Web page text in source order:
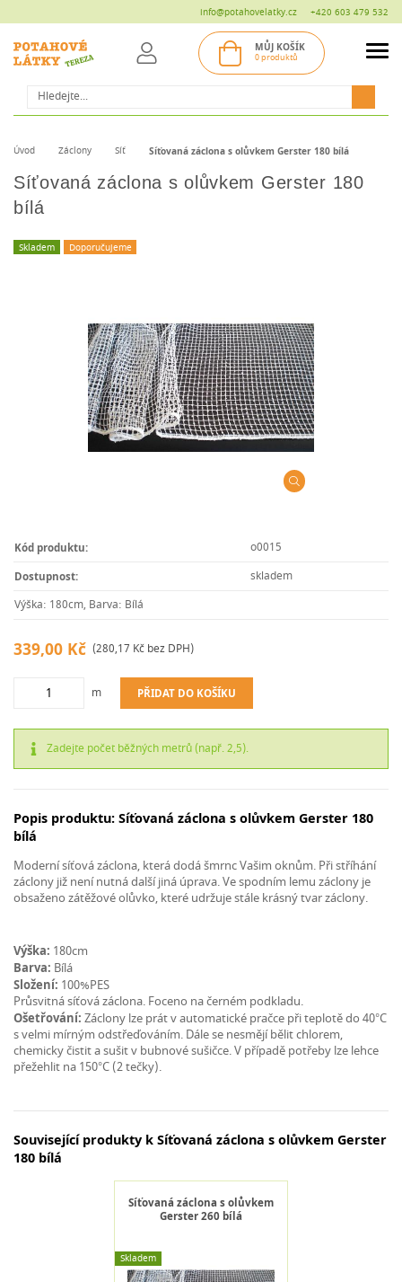
info@potahovelatky.cz +420 603 479 532
Hledat
MŮJ KOŠÍK
0 produktů
Úvod Záclony Síť Síťovaná záclona s olůvkem Gerster 180 bílá
Síťovaná záclona s olůvkem Gerster 180
bílá
Skladem Doporučujeme
Kód produktu: o0015
Dostupnost:
skladem
Výška: 180cm, Barva: Bílá
339,00 Kč (280,17 Kč bez DPH)
m PŘIDAT DO KOŠÍKU
Zadejte počet běžných metrů (např. 2,5).
Popis produktu: Síťovaná záclona s olůvkem Gerster 180
bílá
Moderní síťová záclona, která dodá šmrnc Vašim oknům. Při stříhání
záclony již není nutná další jiná úprava. Ve spodním lemu záclony je
obsaženo zátěžové olůvko, které udržuje stále krásný tvar záclony.
Výška: 180cm
Barva: Bílá
Složení: 100%PES
Průsvitná síťová záclona. Foceno na černém podkladu.
Ošetřování: Záclony lze prát v automatické pračce při teplotě do 40°C
s velmi mírným odstřeďováním. Dále se nesmějí bělit chlorem,
chemicky čistit a sušit v bubnové sušičce. V případě potřeby lze lehce
přežehlit na 150°C (2 tečky).
Související produkty k Síťovaná záclona s olůvkem Gerster
180 bílá
Síťovaná záclona s olůvkem
Gerster 260 bílá
Skladem